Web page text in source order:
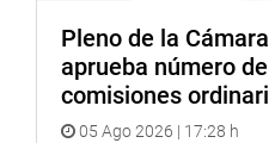
Pleno de la
aprueba número
comisiones
05 Ago 2026 | 17:28 h